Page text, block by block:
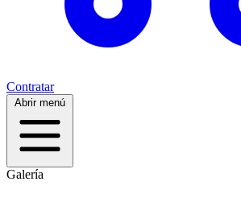
Contratar
Abrir menú
Galería